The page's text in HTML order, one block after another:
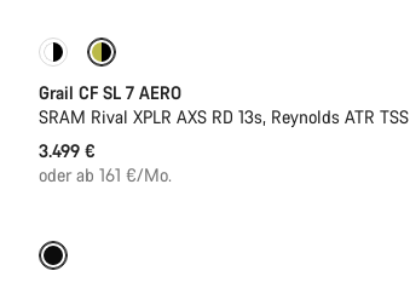
Grail CF SL 7 AERO
SRAM Rival XPLR AXS RD 13s, Reynolds ATR TSS
3.499 €
oder ab 161 €/Mo.